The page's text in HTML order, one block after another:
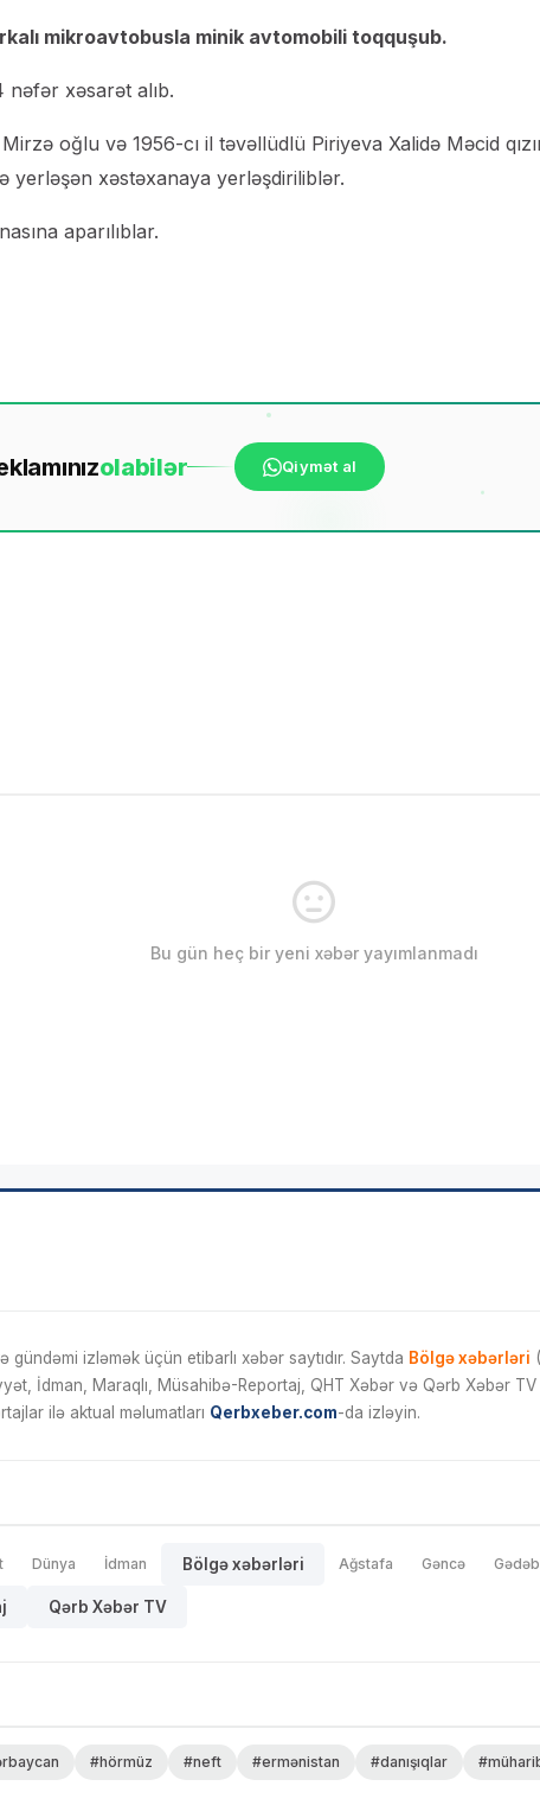
mikroavtobusla minik avtomobili toqquşub.
nəfər xəsarət alıb.
oğlu və 1956-cı il təvəllüdlü Piriyeva Xalidə Məcid
yerləşən xəstəxanaya yerləşdiriliblər.
aparılıblar.
olabilər Qiymət al
Bu gün heç bir yeni xəbər yayımlanmadı
izləmək üçün etibarlı xəbər saytıdır. Saytda Bölgə xəbərləri
İdman, Maraqlı, Müsahibə-Reportaj, QHT Xəbər və Qərb Xəbər
ilə aktual məlumatları Qerbxeber.com-da izləyin.
Dünya İdman Bölgə xəbərləri Ağstafa Gəncə
Qərb Xəbər TV
#hörmüz #neft #ermənistan #danışıqlar